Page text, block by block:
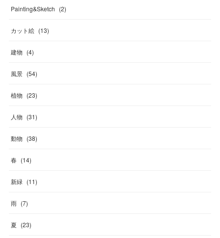
Painting&Sketch (2)
カット絵 (13)
建物 (4)
風景 (54)
植物 (23)
人物 (31)
動物 (38)
春 (14)
新緑 (11)
雨 (7)
夏 (23)